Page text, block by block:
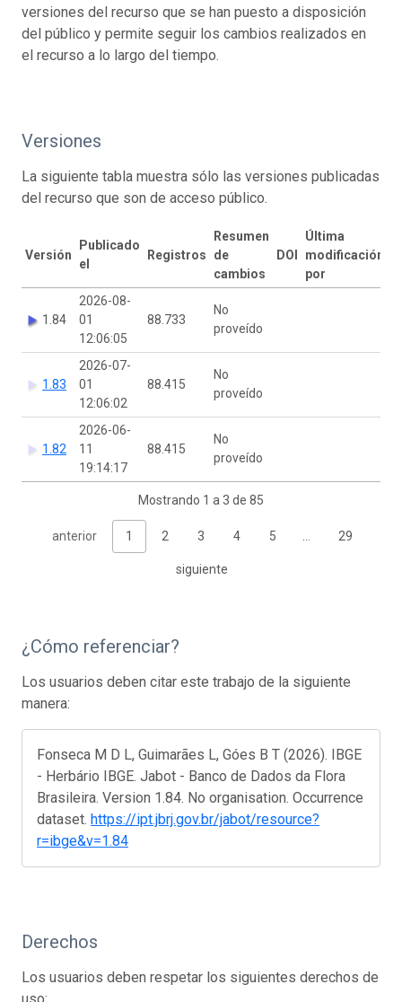
versiones del recurso que se han puesto a disposición
del público y permite seguir los cambios realizados en
el recurso a lo largo del tiempo.
Versiones
La siguiente tabla muestra sólo las versiones publicadas
del recurso que son de acceso público.
Versión
Publicado
el
Registros
Resumen
de
cambios
DOI
Última
modificación
por
1.84
2026-08-
01
12:06:05
88.733
No
proveído
1.83
2026-07-
01
12:06:02
88.415
No
proveído
1.82
2026-06-
11
19:14:17
88.415
No
proveído
Mostrando 1 a 3 de 85
anterior 1 2 3 4 5 29
siguiente
¿Cómo referenciar?
Los usuarios deben citar este trabajo de la siguiente
manera:
Fonseca M D L, Guimarães L, Góes B T (2026). IBGE
- Herbário IBGE. Jabot - Banco de Dados da Flora
Brasileira. Version 1.84. No organisation. Occurrence
dataset. https://ipt.jbrj.gov.br/jabot/resource?
r=ibge&v=1.84
Derechos
Los usuarios deben respetar los siguientes derechos de